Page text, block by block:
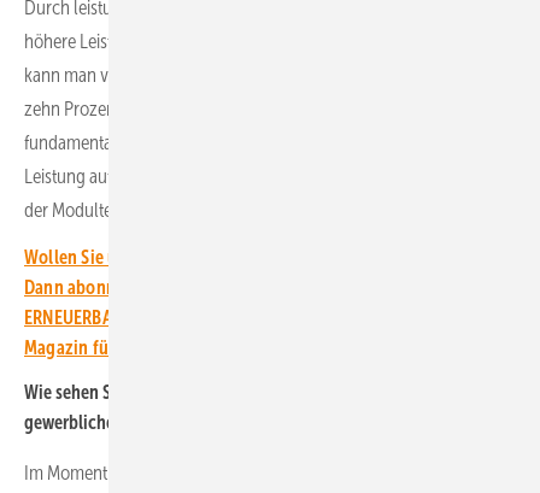
Durch leistungsstärkere Module bekommt man kontinuierlich
höhere Leistungen installiert. Da hier kontinuierlich geforscht wird,
kann man von einer Leistungssteigerung von etwa fünf bis maximal
zehn Prozent in den nächsten ein bis zwei Jahren ausgehen. Eine
fundamentale Leistungssteigerung, die kurzfristig erheblich mehr
Leistung auf gleicher Fläche ermöglicht, erwarten wir aber weder in
der Modultechnik noch bei den Wechselrichtern.
Wollen Sie über die Energiewende auf dem Laufenden bleiben?
Dann abonnieren Sie einfach den kostenlosen Newsletter von
ERNEUERBARE ENERGIEN – dem größten verbandsunabhängigen
Magazin für erneuerbare Energien in Deutschland!
Wie sehen Sie die Preisentwicklung im Bereich Solarparks und
gewerblichen Anlagen?
Im Moment sehen wir durch die globalen Krisen erhebliche